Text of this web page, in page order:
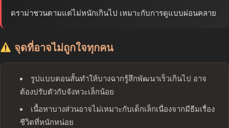
ดราม่าชวนตามแต่ไม่หนักเกินไป เหมาะกับการดูแบบผ่อนคลาย
จุดที่อาจไม่ถูกใจทุกคน
รูปแบบตอนสั้นทำให้บางฉากรู้สึกพัฒนาเร็วเกินไป อาจ
ต้องปรับตัวกับจังหวะเล็กน้อย
เนื้อหาบางส่วนอาจไม่เหมาะกับเด็กเล็กเนื่องจากมีธีมเรื่อง
ชีวิตที่หนักหน่อย